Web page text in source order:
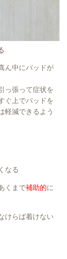
ん中にパッドが
っ張って症状を
ぐ上でパッドを
軽減できるよう
なる
くまで補助的に
けらば着けない